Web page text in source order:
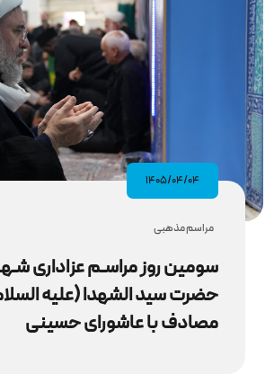
۱۴۰۵/۰۴/۰۴
مراسم مذهبى
سومین روز مراسـم عزاداری
حضرت سید الشهدا (علیه‌
مصادف با عاشورای حسینی